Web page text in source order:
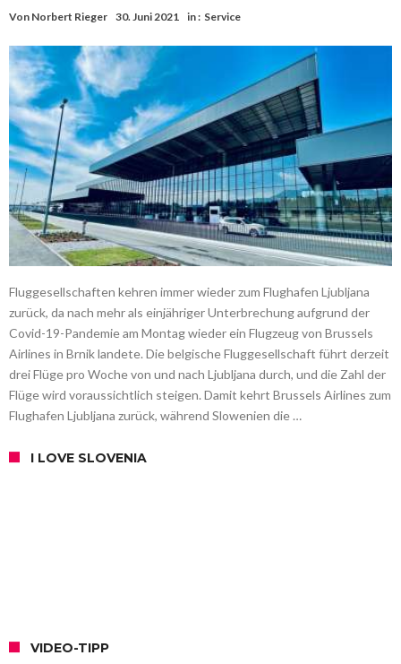
Von Norbert Rieger 30. Juni 2021 in : Service
Fluggesellschaften kehren immer wieder zum Flughafen Ljubljana
zurück, da nach mehr als einjähriger Unterbrechung aufgrund der
Covid-19-Pandemie am Montag wieder ein Flugzeug von Brussels
Airlines in Brnik landete. Die belgische Fluggesellschaft führt derzeit
drei Flüge pro Woche von und nach Ljubljana durch, und die Zahl der
Flüge wird voraussichtlich steigen. Damit kehrt Brussels Airlines zum
Flughafen Ljubljana zurück, während Slowenien die …
I LOVE SLOVENIA
VIDEO-TIPP